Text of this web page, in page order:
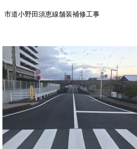
市道小野田須恵線舗装補修工事